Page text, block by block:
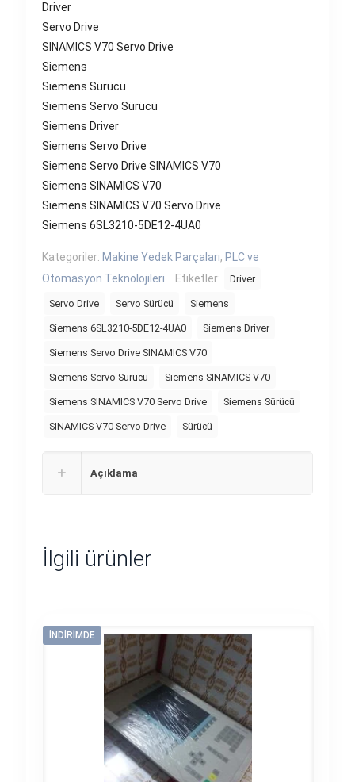
Driver
Servo Drive
SINAMICS V70 Servo Drive
Siemens
Siemens Sürücü
Siemens Servo Sürücü
Siemens Driver
Siemens Servo Drive
Siemens Servo Drive SINAMICS V70
Siemens SINAMICS V70
Siemens SINAMICS V70 Servo Drive
Siemens 6SL3210-5DE12-4UA0
Kategoriler: Makine Yedek Parçaları, PLC ve
Otomasyon Teknolojileri
Etiketler: Driver
Servo Drive Servo Sürücü Siemens
Siemens 6SL3210-5DE12-4UA0 Siemens Driver
Siemens Servo Drive SINAMICS V70
Siemens Servo Sürücü Siemens SINAMICS V70
Siemens SINAMICS V70 Servo Drive Siemens Sürücü
SINAMICS V70 Servo Drive Sürücü
Açıklama
İlgili ürünler
İNDIRIMDE